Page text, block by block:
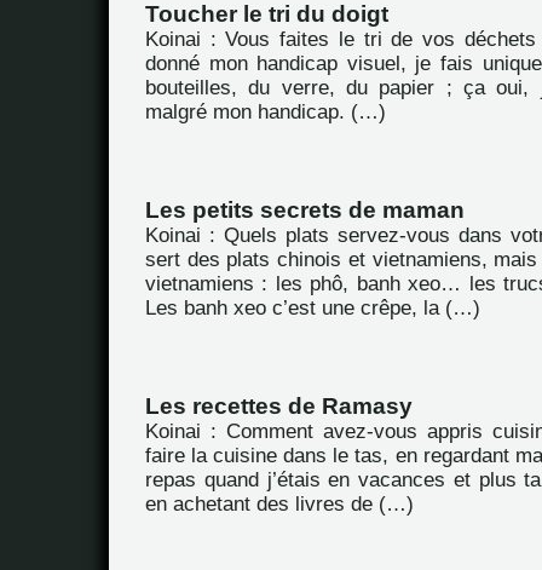
Toucher le tri du doigt
Koinai : Vous faites le tri de vos déchets
donné mon handicap visuel, je fais
bouteilles, du verre, du papier ; ça
malgré mon handicap. (…)
Les petits secrets de maman
Koinai : Quels plats servez-vous dans
sert des plats chinois et vietnamiens,
vietnamiens : les phô, banh xeo… les
Les banh xeo c’est une crêpe, la (…)
Les recettes de Ramasy
Koinai : Comment avez-vous appris
faire la cuisine dans le tas, en regardant
repas quand j’étais en vacances et plus
en achetant des livres de (…)